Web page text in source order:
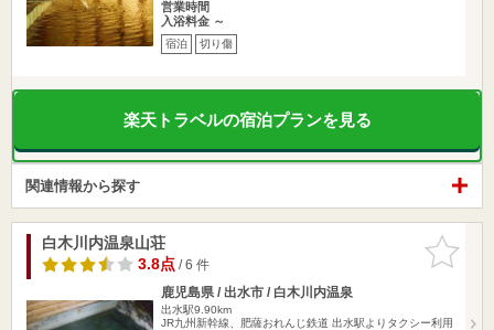
営業時間
入浴料金 ～
宿泊 切り傷
楽天トラベルの宿泊プランを見る
関連情報から探す
お気に入
りに追加
白木川内温泉山荘
3.8点/ 6 件
鹿児島県 / 出水市 / 白木川内温泉
出水駅9.90km
JR九州新幹線、肥薩おれんじ鉄道 出水駅よりタクシー利用